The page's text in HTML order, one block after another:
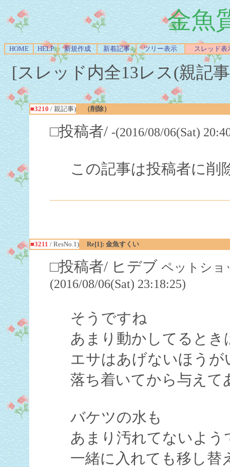
金魚
HOME HELP 新規作成 新着記事 ツリー表示 スレッド表
[スレッド内全13レス(親記
■3210 / 親記事) （削除）
□投稿者/ -(2016/08/06(Sat)
この記事は投稿者に削
■3211 / ResNo.1) Re[1]: 金魚すくい
□投稿者/ ヒデブ ペットショ
(2016/08/06(Sat) 23:18:25)
そうですね
あまり動かしてるとき
エサはあげないほうが
落ち着いてから与えて
バケツの水も
あまり汚れてないよう
一緒に入れても移し替